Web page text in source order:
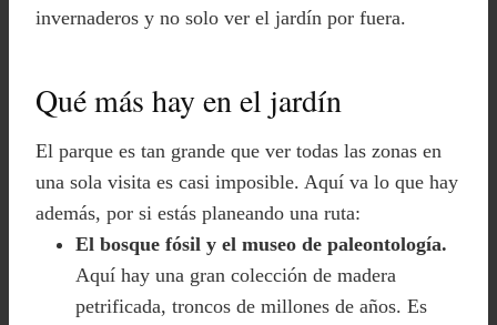
invernaderos y no solo ver el jardín por fuera.
Qué más hay en el jardín
El parque es tan grande que ver todas las zonas en
una sola visita es casi imposible. Aquí va lo que hay
además, por si estás planeando una ruta:
El bosque fósil y el museo de paleontología.
Aquí hay una gran colección de madera
petrificada, troncos de millones de años. Es